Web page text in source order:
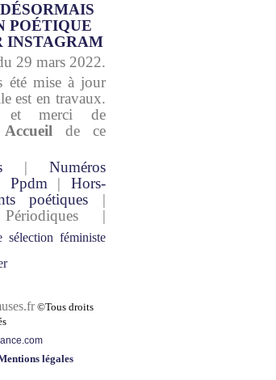
POÉTIQUE
INSTAGRAM
29 mars 2022.
été mise à jour
est en travaux.
et merci de
Accueil de ce
| Numéros
Ppdm |Hors-
poétiques |
|
sélection féministe
©Tous droits
légales